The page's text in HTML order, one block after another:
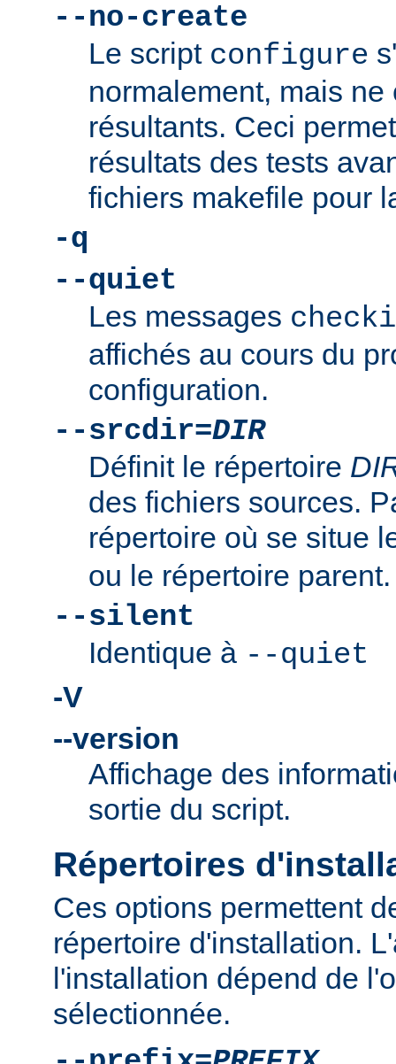
--no-create
Le script configure
normalement, mais
résultants. Ceci
résultats des tests
fichiers makefile pour
-q
--quiet
Les messages
affichés au cours du
configuration.
--srcdir=DIR
Définit le répertoire
des fichiers sources.
répertoire où se situe
ou le répertoire parent.
--silent
Identique à --quiet
-V
--version
Affichage des
sortie du script.
Répertoires
Ces options permettent
répertoire d'installation.
l'installation dépend de
sélectionnée.